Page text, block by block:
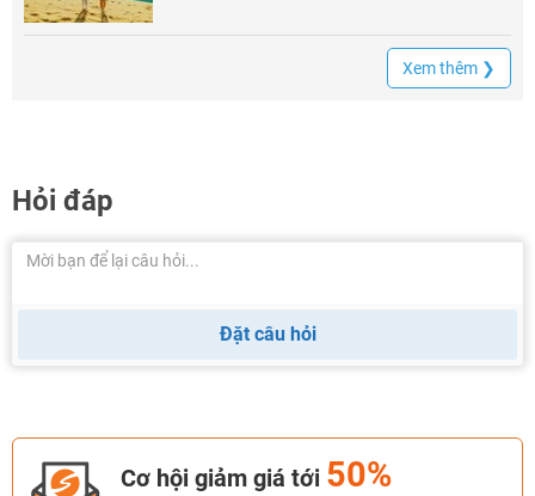
Xem thêm ❯
Hỏi đáp
Đặt câu hỏi
Cơ hội giảm giá tới 50%